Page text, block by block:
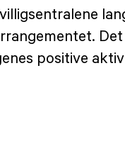
positive